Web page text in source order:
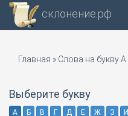
склонение.рф
Главная » Слова на букву А
Выберите букву
А Б В Г Д Е Ж З И